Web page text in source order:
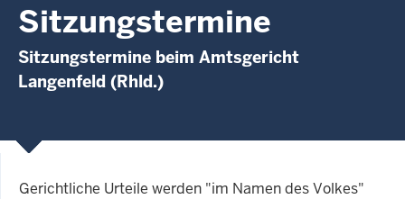
Sitzungstermine
Sitzungstermine beim Amtsgericht
Langenfeld (Rhld.)
Gerichtliche Urteile werden "im Namen des Volkes"